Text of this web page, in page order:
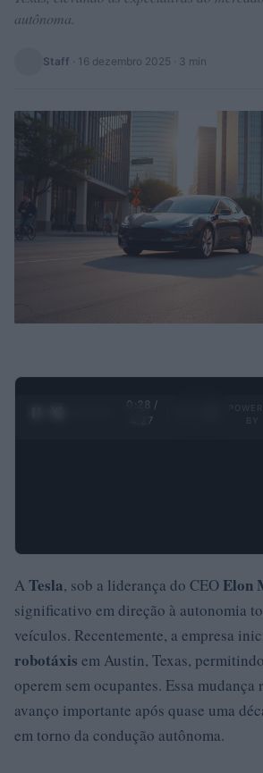
autônoma.
Staff · 16 dezembro 2025 · 3 min
0:29 /
4:27
ATesla, sob a liderança do CEO Elon
significativo em direção à autonomia
veículos. Recentemente, a empresa
robotáxis em Austin, Texas,
operem sem ocupantes. Essa mudança
avanço importante após quase uma
em torno da condução autônoma.